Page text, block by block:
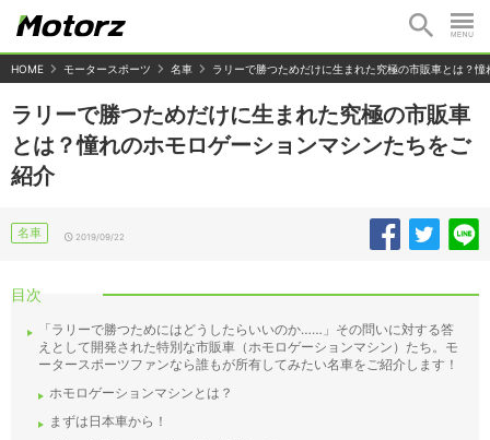
HOME モータースポーツ 名車 ラリーで勝つためだけに生まれた究極の市販車とは？
ラリーで勝つためだけに生まれた究極の市販車
とは？憧れのホモロゲーションマシンたちをご
紹介
名車 2019/09/22
目次
「ラリーで勝つためにはどうしたらいいのか……」その問いに対する答
えとして開発された特別な市販車（ホモロゲーションマシン）たち。モ
ータースポーツファンなら誰もが所有してみたい名車をご紹介します！
ホモロゲーションマシンとは？
まずは日本車から！